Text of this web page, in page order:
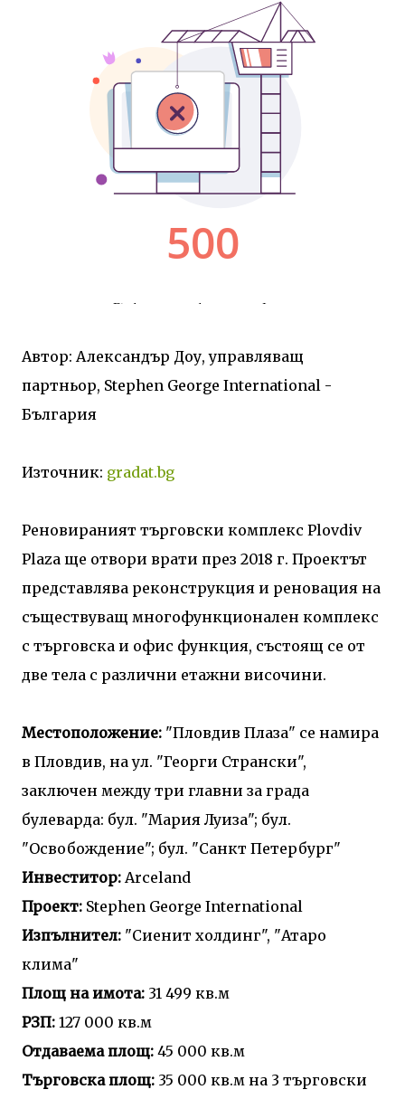
Автор: Александър Доу, управляващ
партньор, Stephen George International -
България
Източник: gradat.bg
Реновираният търговски комплекс Plovdiv
Plaza ще отвори врати през 2018 г. Проектът
представлява реконструкция и реновация на
съществуващ многофункционален комплекс
с търговска и офис функция, състоящ се от
две тела с различни етажни височини.
Местоположение: "Пловдив Плаза" се намира
в Пловдив, на ул. "Георги Странски",
заключен между три главни за града
булеварда: бул. "Мария Луиза"; бул.
"Освобождение"; бул. "Санкт Петербург"
Инвеститор: Arceland
Проект: Stephen George International
Изпълнител: "Сиенит холдинг", "Атаро
клима"
Площ на имота: 31 499 кв.м
РЗП: 127 000 кв.м
Отдаваема площ: 45 000 кв.м
Търговска площ: 35 000 кв.м на 3 търговски